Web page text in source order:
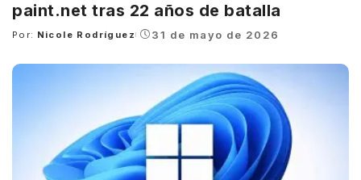
paint.net tras 22 años de batalla
Posted
Por: Nicole Rodríguez 31 de mayo de 2026